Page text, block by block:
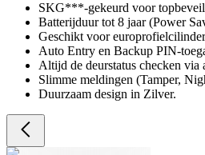
SKG***-gekeurd voor
Batterijduur tot 8 jaar (Power
Geschikt voor
Auto Entry en Backup PIN-
Altijd de deurstatus checken via
Slimme meldingen (Tamper,
Duurzaam design in Zilver.